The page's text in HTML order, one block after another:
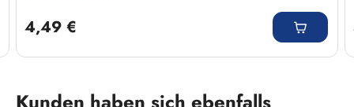
4,49 €
Produktgalerie überspringen